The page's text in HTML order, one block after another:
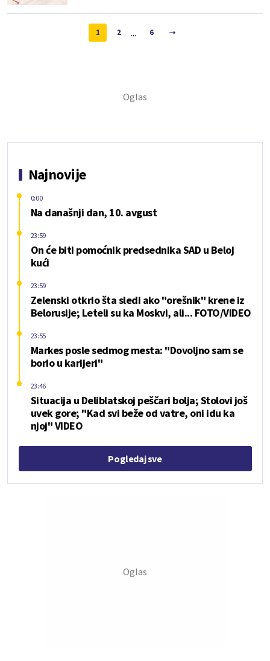
1 2 ... 6
Najnovije
Na današnji dan, 10. avgust
0:00
On će biti pomoćnik predsednika SAD u Beloj
kući
23:59
Zelenski otkrio šta sledi ako "orešnik" krene iz
Belorusije; Leteli su ka Moskvi, ali... FOTO/VIDEO
23:59
Markes posle sedmog mesta: "Dovoljno sam se
borio u karijeri"
23:55
Situacija u Deliblatskoj peščari bolja; Stolovi još
uvek gore; "Kad svi beže od vatre, oni idu ka
njoj" VIDEO
23:46
Pogledaj sve